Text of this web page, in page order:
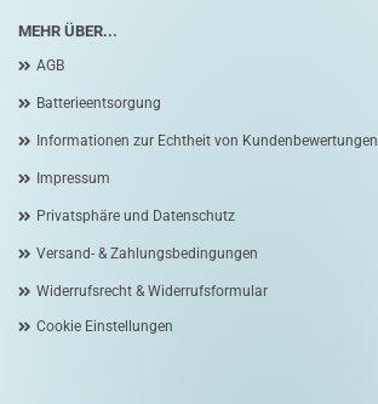
MEHR ÜBER...
AGB
Batterieentsorgung
Informationen zur Echtheit von Kundenbewertungen
Impressum
Privatsphäre und Datenschutz
Versand- & Zahlungsbedingungen
Widerrufsrecht & Widerrufsformular
Cookie Einstellungen